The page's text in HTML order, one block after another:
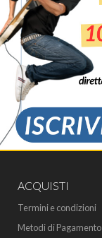
ACQUISTI
Termini e condizioni
Metodi di Pagamento